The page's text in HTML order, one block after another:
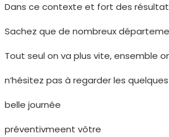
Dans ce contexte et fort des
Sachez que de nombreux
Tout seul on va plus vite, ensemble
n’hésitez pas à regarder les
belle journée
préventivmeent vôtre